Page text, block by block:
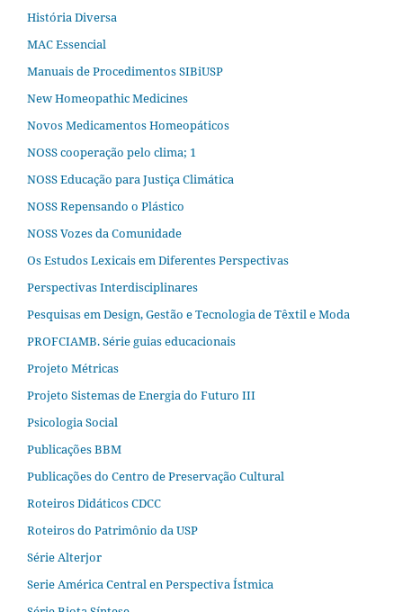
História Diversa
MAC Essencial
Manuais de Procedimentos SIBiUSP
New Homeopathic Medicines
Novos Medicamentos Homeopáticos
NOSS cooperação pelo clima; 1
NOSS Educação para Justiça Climática
NOSS Repensando o Plástico
NOSS Vozes da Comunidade
Os Estudos Lexicais em Diferentes Perspectivas
Perspectivas Interdisciplinares
Pesquisas em Design, Gestão e Tecnologia de Têxtil e Moda
PROFCIAMB. Série guias educacionais
Projeto Métricas
Projeto Sistemas de Energia do Futuro III
Psicologia Social
Publicações BBM
Publicações do Centro de Preservação Cultural
Roteiros Didáticos CDCC
Roteiros do Patrimônio da USP
Série Alterjor
Serie América Central en Perspectiva Ístmica